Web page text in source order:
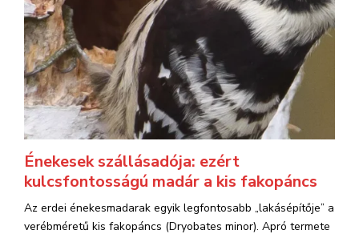
Énekesek szállásadója: ezért
kulcsfontosságú madár a kis fakopáncs
Az erdei énekesmadarak egyik legfontosabb „lakásépítője” a
verébméretű kis fakopáncs (Dryobates minor). Apró termete